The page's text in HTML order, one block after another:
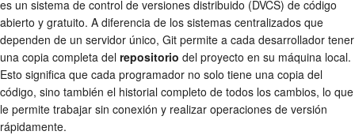
es un sistema de control de versiones distribuido (DVCS) de código
abierto y gratuito. A diferencia de los sistemas centralizados que
dependen de un servidor único, Git permite a cada desarrollador tener
una copia completa del repositorio del proyecto en su máquina local.
Esto significa que cada programador no solo tiene una copia del
código, sino también el historial completo de todos los cambios, lo que
le permite trabajar sin conexión y realizar operaciones de versión
rápidamente.